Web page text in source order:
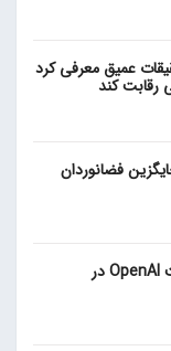
عمیق معرفی کرد
رقابت کند
فضانوردان
گزارش‌ها از ناکامی GPT-5 شرکت OpenAI در